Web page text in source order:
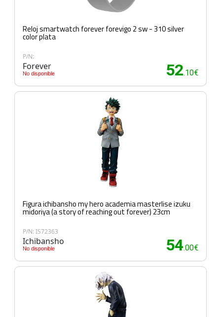
Reloj smartwatch forever forevigo 2 sw - 310 silver
color plata
P/N:
Forever
No disponible 52.10€
Figura ichibansho my hero academia masterlise izuku
midoriya (a story of reaching out forever) 23cm
P/N: IS72363
Ichibansho
No disponible 54.00€